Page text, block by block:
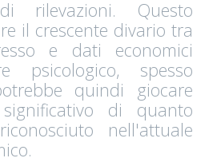
rilevazioni. Questo
il crescente divario tra
e dati economici
psicologico, spesso
quindi giocare
di quanto
nell'attuale